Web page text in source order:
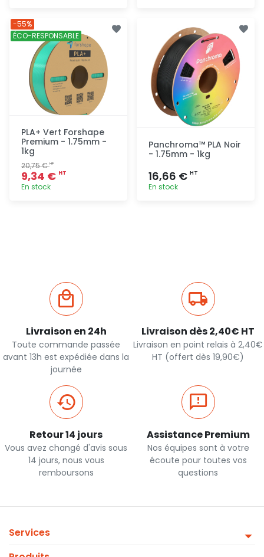
rapide
rapide
PLA+ Vert Forshape
Premium - 1.75mm -
1kg
20,75 €HT
9,34 € HT
En stock
-55%
ÉCO-RESPONSABLE
Panchroma™ PLA Noir
- 1.75mm - 1kg
16,66 € HT
En stock
Livraison en 24h
Toute commande passée
avant 13h est expédiée dans la
journée
Livraison dès 2,40€ HT
Livraison en point relais à 2,40€
HT (offert dès 19,90€)
Retour 14 jours
Vous avez changé d'avis sous
14 jours, nous vous
remboursons
Assistance Premium
Nos équipes sont à votre
écoute pour toutes vos
questions
Services